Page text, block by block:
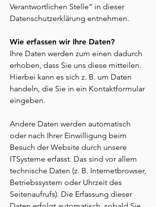
Verantwortlichen Stelle“ in dieser
Datenschutzerklärung entnehmen.
Wie erfassen wir Ihre Daten?
Ihre Daten werden zum einen dadurch
erhoben, dass Sie uns diese mitteilen.
Hierbei kann es sich z. B. um Daten
handeln, die Sie in ein Kontaktformular
eingeben.
Andere Daten werden automatisch
oder nach Ihrer Einwilligung beim
Besuch der Website durch unsere
ITSysteme erfasst. Das sind vor allem
technische Daten (z. B. Internetbrowser,
Betriebssystem oder Uhrzeit des
Seitenaufrufs). Die Erfassung dieser